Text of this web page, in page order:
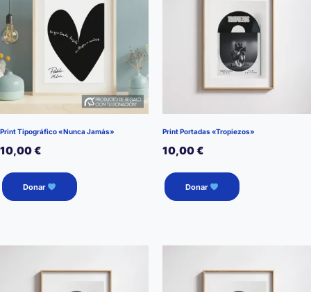
Print Tipográfico «Nunca Jamás»
10,00€
Donar
Print Portadas «Tropiezos»
10,00€
Donar